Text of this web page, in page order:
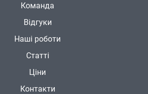
Команда
Відгуки
Наші роботи
Статті
Ціни
Контакти